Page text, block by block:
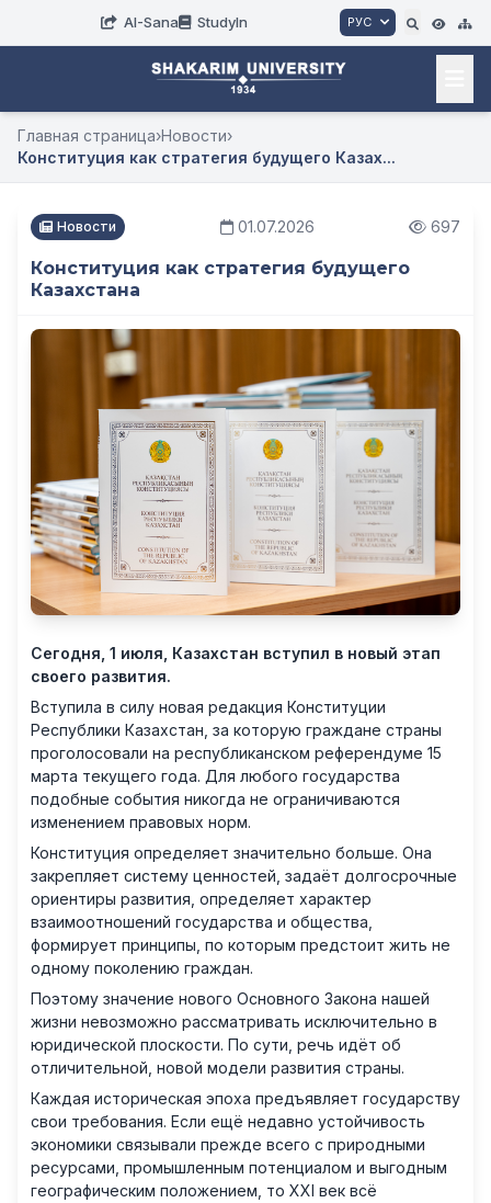
AI-Sana StudyIn РУС
Главная страница›Новости›
Конституция как стратегия будущего Казах...
Новости 01.07.2026 697
Конституция как стратегия будущего
Казахстана
Сегодня, 1 июля, Казахстан вступил в новый этап
своего развития.
Вступила в силу новая редакция Конституции
Республики Казахстан, за которую граждане страны
проголосовали на республиканском референдуме 15
марта текущего года. Для любого государства
подобные события никогда не ограничиваются
изменением правовых норм.
Конституция определяет значительно больше. Она
закрепляет систему ценностей, задаёт долгосрочные
ориентиры развития, определяет характер
взаимоотношений государства и общества,
формирует принципы, по которым предстоит жить не
одному поколению граждан.
Поэтому значение нового Основного Закона нашей
жизни невозможно рассматривать исключительно в
юридической плоскости. По сути, речь идёт об
отличительной, новой модели развития страны.
Каждая историческая эпоха предъявляет государству
свои требования. Если ещё недавно устойчивость
экономики связывали прежде всего с природными
ресурсами, промышленным потенциалом и выгодным
географическим положением, то XXI век всё